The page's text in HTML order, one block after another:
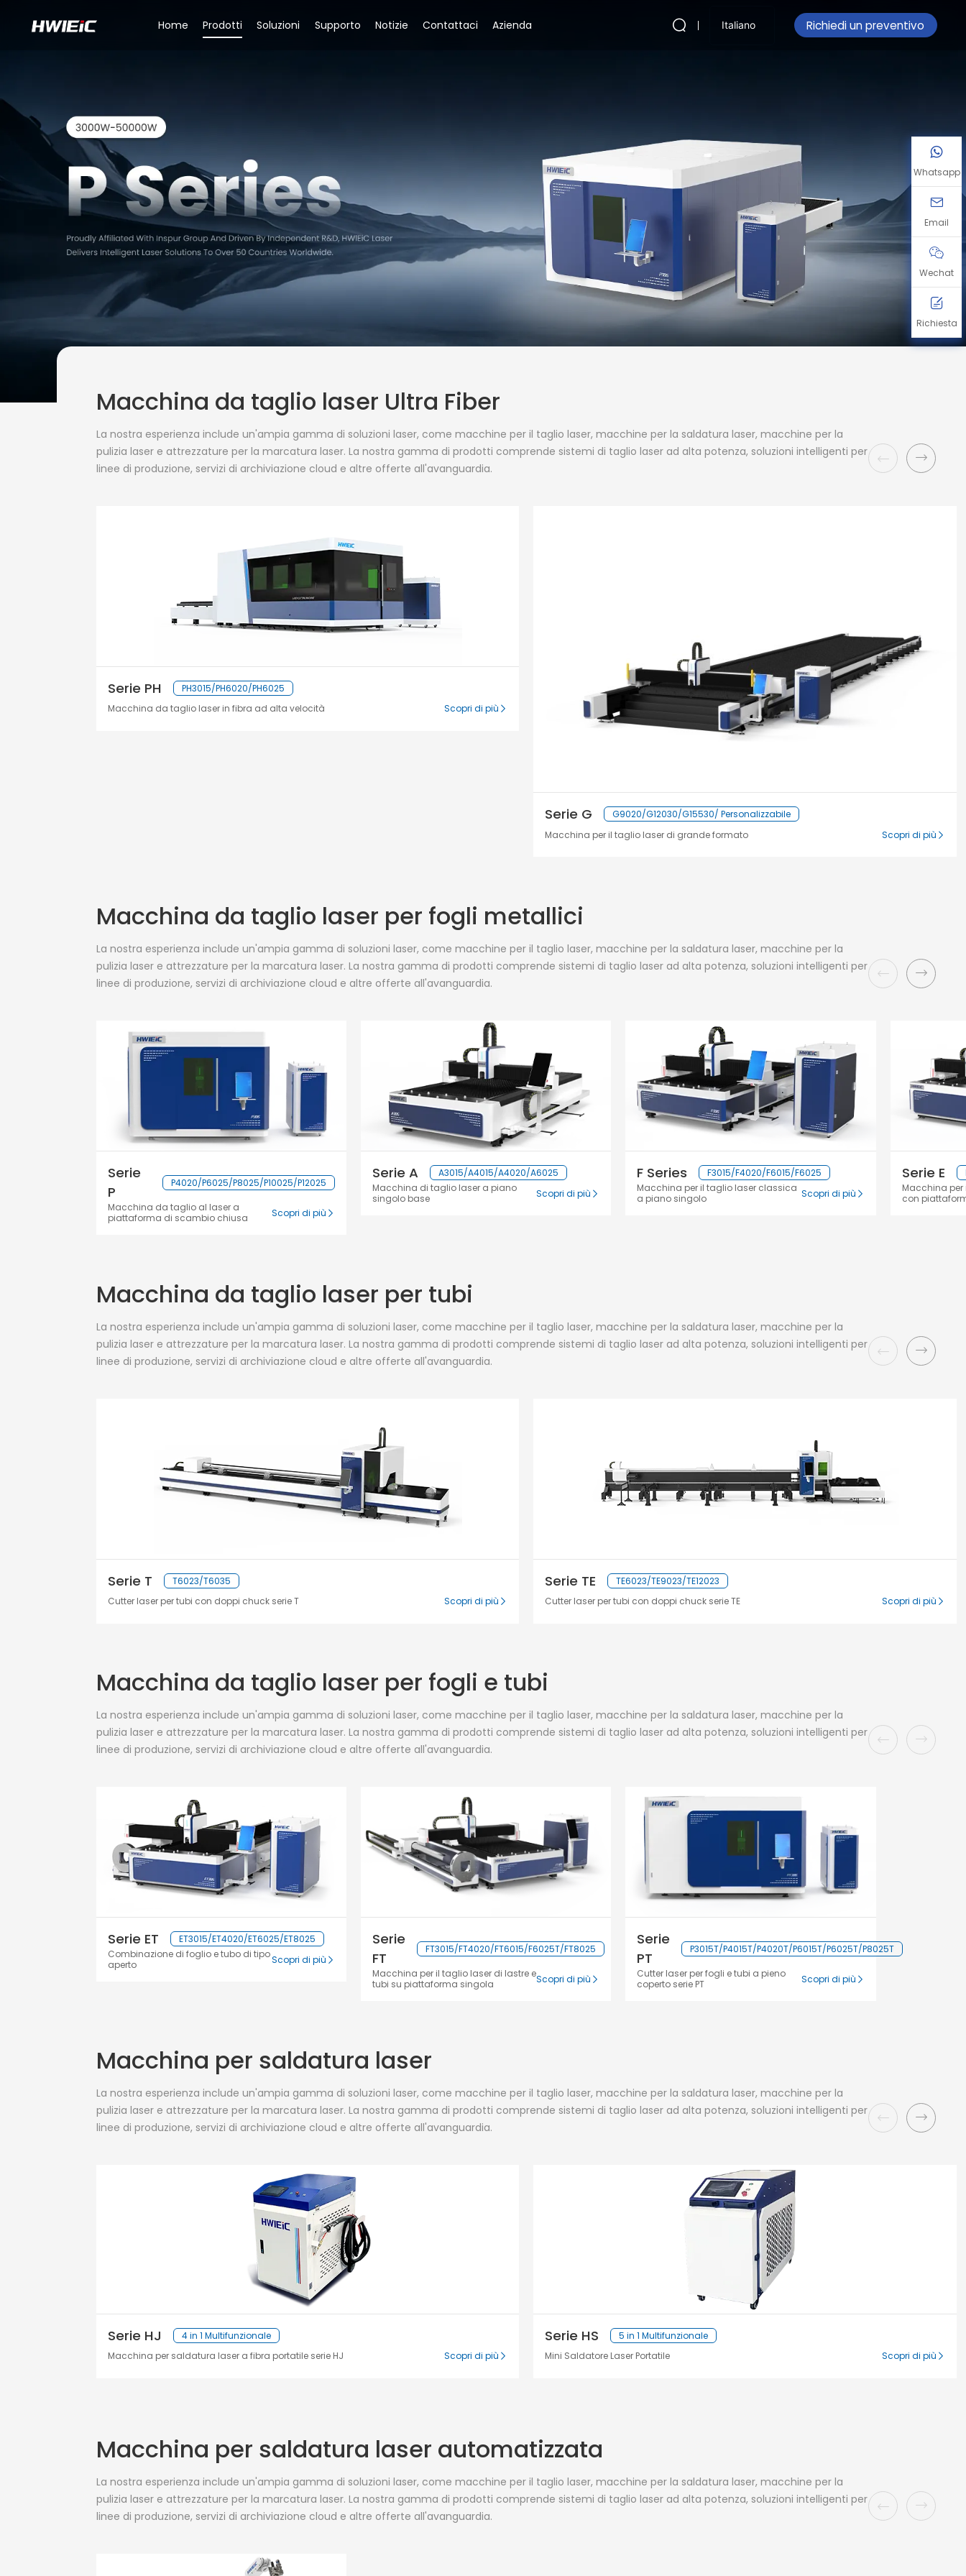
Home Prodotti Soluzioni Supporto Notizie Contattaci Azienda Italiano Richiedi un preventivo
Macchina da taglio laser Ultra Fiber
La nostra esperienza include un'ampia gamma di soluzioni laser, come macchine per il taglio laser, macchine per la saldatura laser, macchine per la
pulizia laser e attrezzature per la marcatura laser. La nostra gamma di prodotti comprende sistemi di taglio laser ad alta potenza, soluzioni intelligenti per
linee di produzione, servizi di archiviazione cloud e altre offerte all'avanguardia.
Serie PH
PH3015/PH6020/PH6025
Macchina da taglio laser in fibra ad alta velocità
Scopri di più
Serie G
G9020/G12030/G15530/ Personalizzabile
Macchina per il taglio laser di grande formato
Scopri di più
Macchina da taglio laser per fogli metallici
La nostra esperienza include un'ampia gamma di soluzioni laser, come macchine per il taglio laser, macchine per la saldatura laser, macchine per la
pulizia laser e attrezzature per la marcatura laser. La nostra gamma di prodotti comprende sistemi di taglio laser ad alta potenza, soluzioni intelligenti per
linee di produzione, servizi di archiviazione cloud e altre offerte all'avanguardia.
Serie
P
P4020/P6025/P8025/P10025/P12025
Macchina da taglio al laser a
piattaforma di scambio chiusa
Scopri di più
Serie A
A3015/A4015/A4020/A6025
Macchina di taglio laser a piano
singolo base
Scopri di più
F Series
F3015/F4020/F6015/F6025
Macchina per il taglio laser classica
a piano singolo
Scopri di più
Serie E
Macchina
con
Macchina da taglio laser per tubi
La nostra esperienza include un'ampia gamma di soluzioni laser, come macchine per il taglio laser, macchine per la saldatura laser, macchine per la
pulizia laser e attrezzature per la marcatura laser. La nostra gamma di prodotti comprende sistemi di taglio laser ad alta potenza, soluzioni intelligenti per
linee di produzione, servizi di archiviazione cloud e altre offerte all'avanguardia.
Serie T
T6023/T6035
Cutter laser per tubi con doppi chuck serie T
Scopri di più
Serie TE
TE6023/TE9023/TE12023
Cutter laser per tubi con doppi chuck serie TE
Scopri di più
Macchina da taglio laser per fogli e tubi
La nostra esperienza include un'ampia gamma di soluzioni laser, come macchine per il taglio laser, macchine per la saldatura laser, macchine per la
pulizia laser e attrezzature per la marcatura laser. La nostra gamma di prodotti comprende sistemi di taglio laser ad alta potenza, soluzioni intelligenti per
linee di produzione, servizi di archiviazione cloud e altre offerte all'avanguardia.
Serie ET
ET3015/ET4020/ET6025/ET8025
Combinazione di foglio e tubo di tipo
aperto
Scopri di più
Serie
FT
FT3015/FT4020/FT6015/F6025T/FT8025
Macchina per il taglio laser di lastre e
tubi su piattaforma singola
Scopri di più
Serie
PT
P3015T/P4015T/P4020T/P6015T/P6025T/P8025T
Cutter laser per fogli e tubi a pieno
coperto serie PT
Scopri di più
Macchina per saldatura laser
La nostra esperienza include un'ampia gamma di soluzioni laser, come macchine per il taglio laser, macchine per la saldatura laser, macchine per la
pulizia laser e attrezzature per la marcatura laser. La nostra gamma di prodotti comprende sistemi di taglio laser ad alta potenza, soluzioni intelligenti per
linee di produzione, servizi di archiviazione cloud e altre offerte all'avanguardia.
Serie HJ
4 in 1 Multifunzionale
Macchina per saldatura laser a fibra portatile serie HJ
Scopri di più
Serie HS
5 in 1 Multifunzionale
Mini Saldatore Laser Portatile
Scopri di più
Macchina per saldatura laser automatizzata
La nostra esperienza include un'ampia gamma di soluzioni laser, come macchine per il taglio laser, macchine per la saldatura laser, macchine per la
pulizia laser e attrezzature per la marcatura laser. La nostra gamma di prodotti comprende sistemi di taglio laser ad alta potenza, soluzioni intelligenti per
linee di produzione, servizi di archiviazione cloud e altre offerte all'avanguardia.
Whatsapp
Email
Wechat
Richiesta